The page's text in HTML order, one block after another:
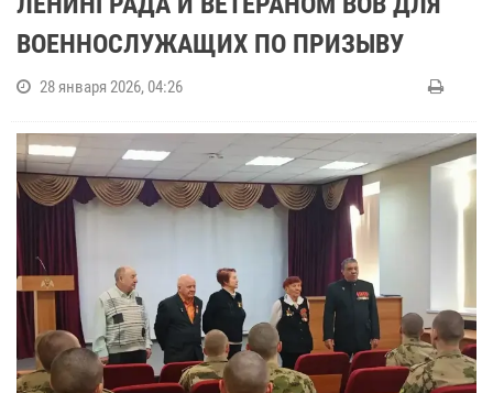
ВОЕННОСЛУЖАЩИХ ПО ПРИЗЫВУ
28 января 2026, 04:26